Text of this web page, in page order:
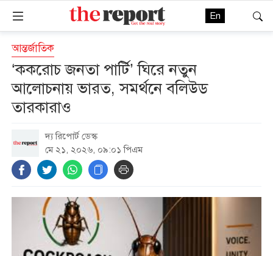
En
আন্তর্জাতিক
‘ককরোচ জনতা পার্টি’ ঘিরে নতুন
আলোচনায় ভারত, সমর্থনে বলিউড
তারকারাও
দ্য রিপোর্ট ডেস্ক
মে ২১, ২০২৬, ০৯:০১ পিএম